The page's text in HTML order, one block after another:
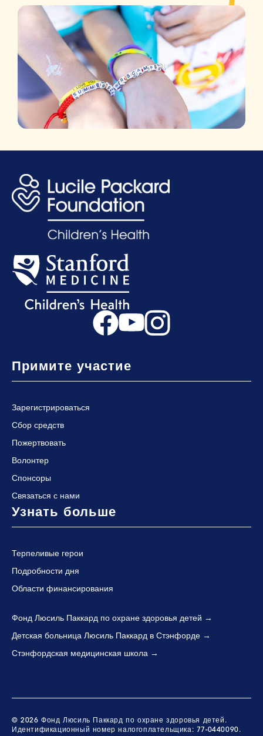
Примите участие
Зарегистрироваться
Сбор средств
Пожертвовать
Волонтер
Спонсоры
Связаться с нами
Узнать больше
Терпеливые герои
Подробности дня
Области финансирования
Фонд Люсиль Паккард по охране здоровья детей
Детская больница Люсиль Паккард в Стэнфорде
Стэнфордская медицинская школа
© 2026 Фонд Люсиль Паккард по охране здоровья детей.
Идентификационный номер налогоплательщика: 77-0440090.